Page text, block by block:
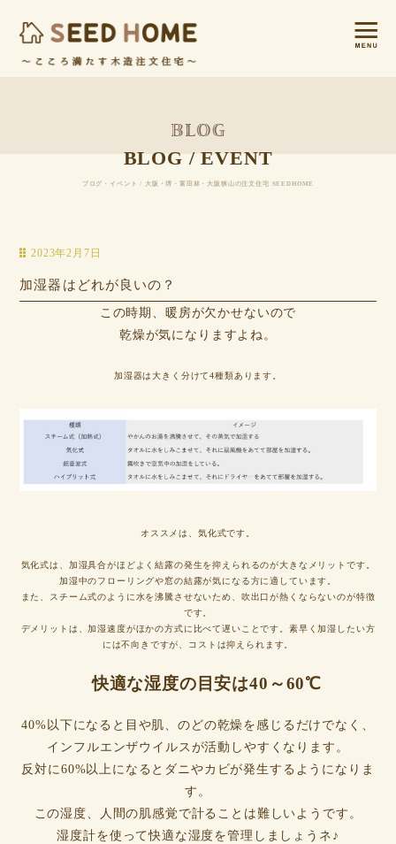
BLOG / EVENT
ブログ・イベント / 大阪・堺・富田林・大阪狭山の注文住宅 SEEDHOME
2023年2月7日
加湿器はどれが良いの？
この時期、暖房が欠かせないので
乾燥が気になりますよね。
加湿器は大きく分けて4種類あります。
オススメは、気化式です。
気化式は、加湿具合がほどよく結露の発生を抑えられるのが大きなメリットです。
加湿中のフローリングや窓の結露が気になる方に適しています。
また、スチーム式のように水を沸騰させないため、吹出口が熱くならないのが特徴
です。
デメリットは、加湿速度がほかの方式に比べて遅いことです。素早く加湿したい方
には不向きですが、コストは抑えられます。
快適な湿度の目安は40～60℃
40%以下になると目や肌、のどの乾燥を感じるだけでなく、
インフルエンザウイルスが活動しやすくなります。
反対に60%以上になるとダニやカビが発生するようになりま
す。
この湿度、人間の肌感覚で計ることは難しいようです。
湿度計を使って快適な湿度を管理しましょうネ♪